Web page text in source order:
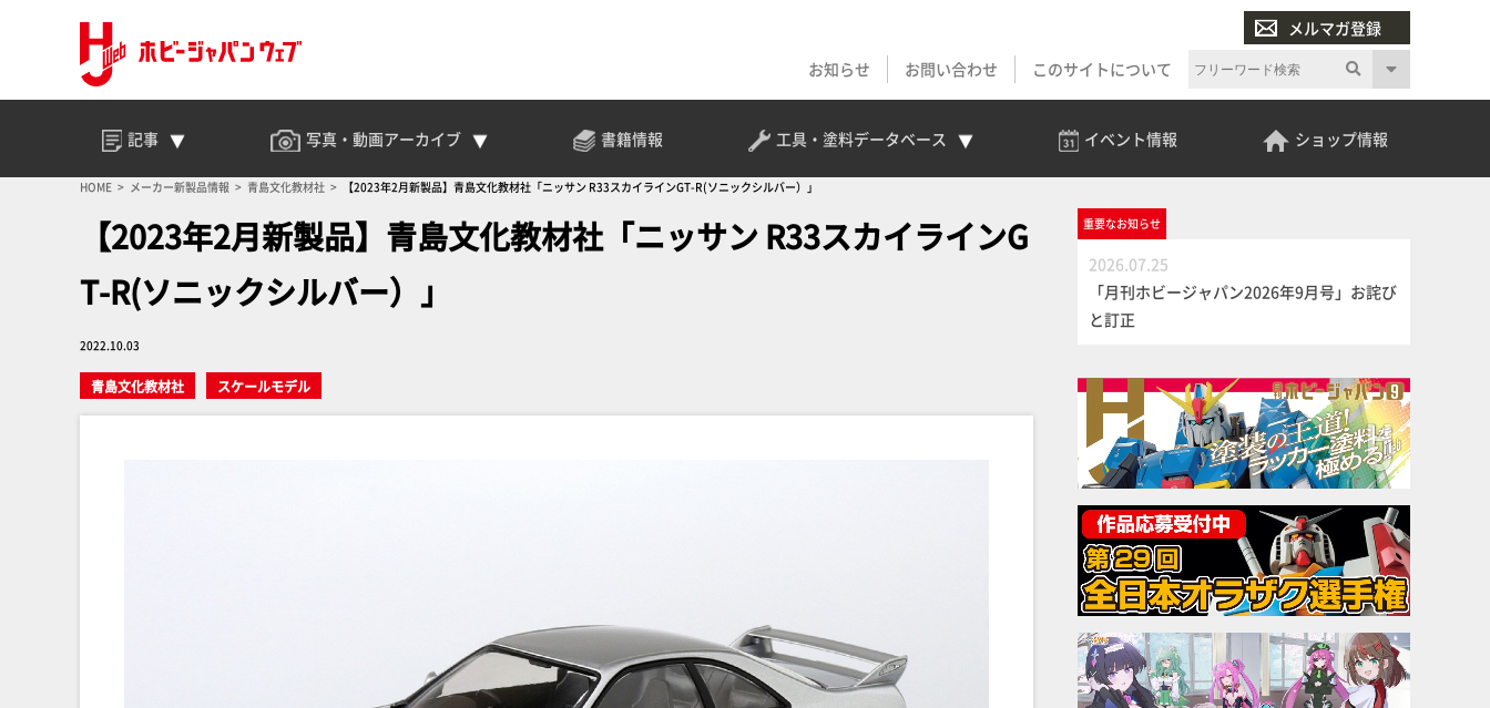
メルマガ登録
お知らせ
お問い合わせ このサイトについて
記事 写真・動画アーカイブ 書籍情報 工具・塗料データベース イベント情報 ショップ情報
HOME メーカー新製品情報 青島文化教材社 【2023年2月新製品】青島文化教材社「ニッサン R33スカイラインGT-R(ソニックシルバー）」
【2023年2月新製品】青島文化教材社「ニッサン R33スカイラインG
T-R(ソニックシルバー）」
2022.10.03
青島文化教材社 スケールモデル
重要なお知らせ
2026.07.25
「月刊ホビージャパン2026年9月号」お詫び
と訂正